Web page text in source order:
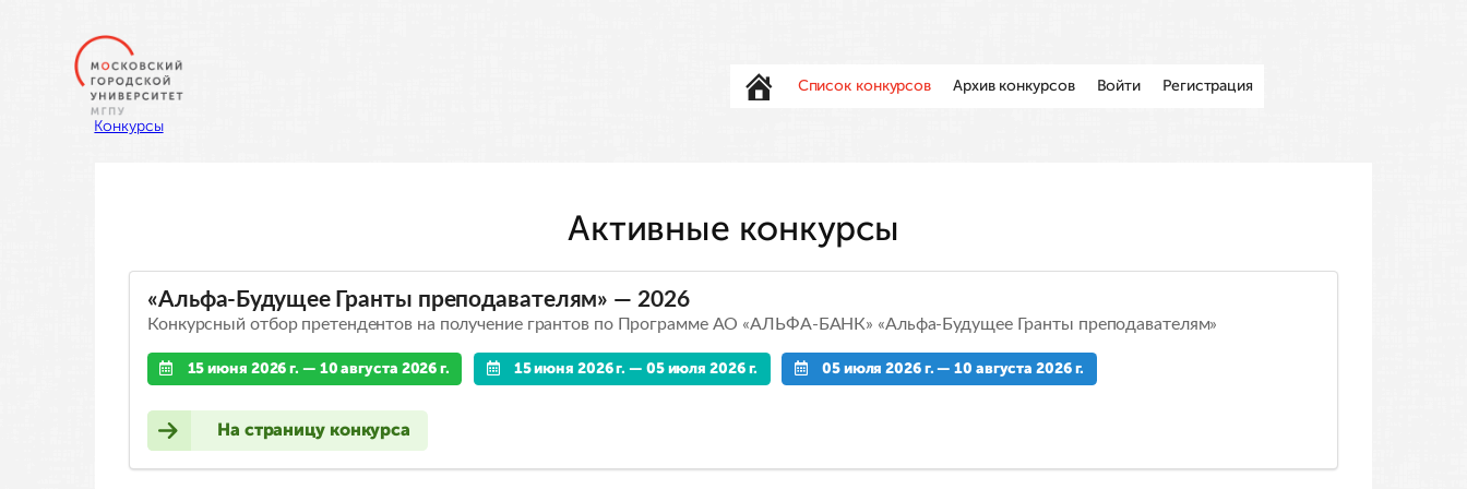
содержимому
Конкурсы
Список конкурсов Архив конкурсов Войти Регистрация
Активные конкурсы
«Альфа-Будущее Гранты преподавателям» — 2026
Конкурсный отбор претендентов на получение грантов по Программе AO «АЛЬФА-БАНК» «Альфа-Будущее Гранты преподавателям»
15 июня 2026 г. — 10 августа 2026 г. 15 июня 2026 г. — 05 июля 2026 г. 05 июля 2026 г. — 10 августа 2026 г.
На страницу конкурса